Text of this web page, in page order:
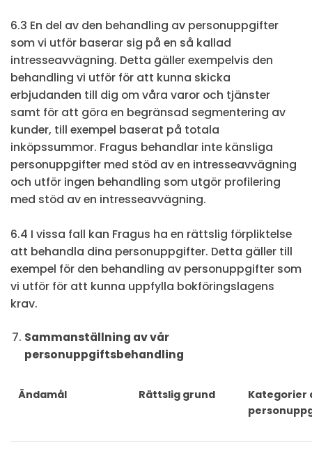
6.3 En del av den behandling av personuppgifter
som vi utför baserar sig på en så kallad
intresseavvägning. Detta gäller exempelvis den
behandling vi utför för att kunna skicka
erbjudanden till dig om våra varor och tjänster
samt för att göra en begränsad segmentering av
kunder, till exempel baserat på totala
inköpssummor. Fragus behandlar inte känsliga
personuppgifter med stöd av en intresseavvägning
och utför ingen behandling som utgör profilering
med stöd av en intresseavvägning.
6.4 I vissa fall kan Fragus ha en rättslig förpliktelse
att behandla dina personuppgifter. Detta gäller till
exempel för den behandling av personuppgifter som
vi utför för att kunna uppfylla bokföringslagens
krav.
Sammanställning av vår
personuppgiftsbehandling
Ändamål Rättslig grund
Kategorier